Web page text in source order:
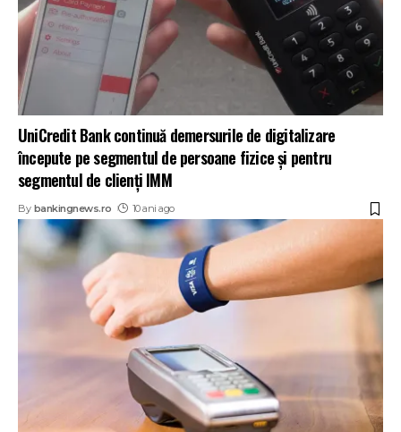
UniCredit Bank continuă demersurile de digitalizare
începute pe segmentul de persoane fizice și pentru
segmentul de clienţi IMM
By bankingnews.ro 10 ani ago